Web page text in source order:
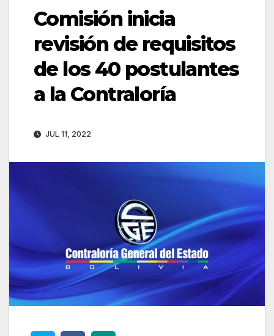
Comisión inicia
revisión de requisitos
de los 40 postulantes
a la Contraloría
JUL 11, 2022